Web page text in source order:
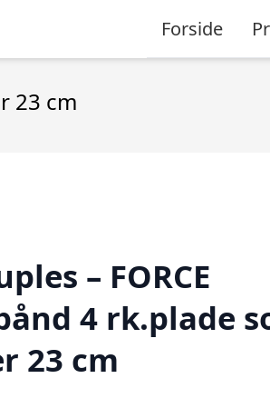
Forside
23 cm
– FORCE
4 rk.plade
23 cm